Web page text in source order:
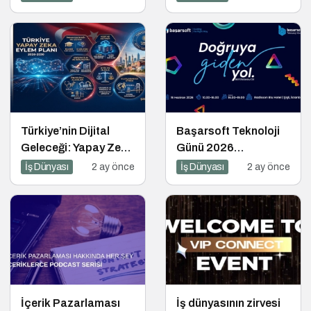
Türkiye’nin Dijital
Geleceği: Yapay Zeka
Çağında “BİLGE”
İş Dünyası 2 ay önce
Başarsoft Teknoloji
Günü 2026
Gerçekleşti
İş Dünyası 2 ay önce
İçerik Pazarlaması
İş dünyasının zirvesi